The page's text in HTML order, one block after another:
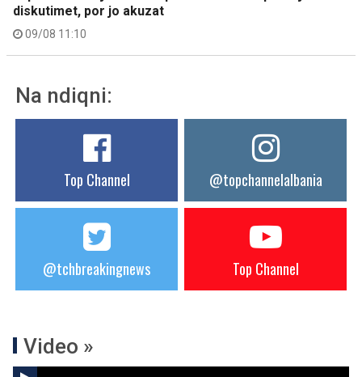
diskutimet, por jo akuzat
09/08 11:10
Na ndiqni:
Top Channel @topchannelalbania
@tchbreakingnews Top Channel
Video »